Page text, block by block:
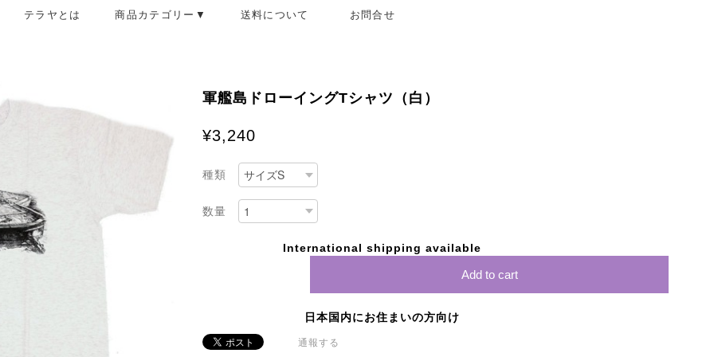
テラヤとは 商品カテゴリー▼ 送料について お問合せ
軍艦島ドローイングTシャツ（白）
¥3,240
種類
数量
International shipping available
Add to cart
日本国内にお住まいの方向け
通報する